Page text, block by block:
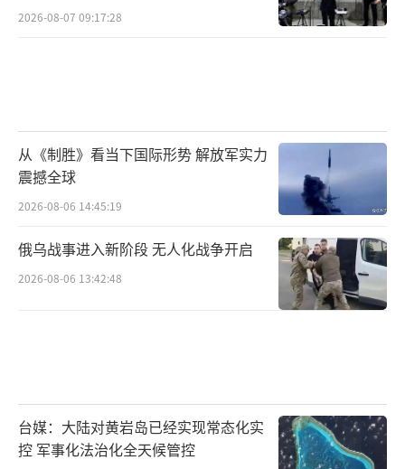
2026-08-07 09:17:28
从《制胜》看当下国际形势 解放军实力
震撼全球
2026-08-06 14:45:19
俄乌战事进入新阶段 无人化战争开启
2026-08-06 13:42:48
台媒：大陆对黄岩岛已经实现常态化实
控 军事化法治化全天候管控